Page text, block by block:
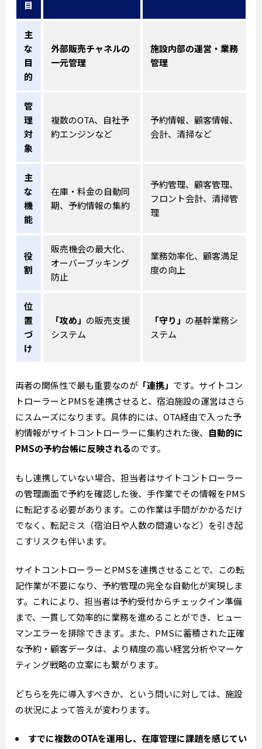
目
主
な
目
的
外部販売チャネルの
一元管理
施設内部の運営・業務
管理
管
理
対
象
複数のOTA、自社予
約エンジンなど
予約情報、顧客情報、
会計、清掃など
主
な
機
能
在庫・料金の自動同
期、予約情報の集約
予約管理、顧客管理、
フロント会計、清掃管
理
役
割
販売機会の最大化、
オーバーブッキング
防止
業務効率化、顧客満足
度の向上
位
置
づ
け
「攻め」 の販売支援
システム
「守り」 の基幹業務シ
ステム
両者の関係性で最も重要なのが 「連携」 です。サイトコン
トローラーとPMSを連携させると、宿泊施設の運営はさら
にスムーズになります。具体的には、OTA経由で入った予
約情報がサイトコントローラーに集約された後、 自動的に
PMSの予約台帳に反映されるのです。
もし連携していない場合、担当者はサイトコントローラー
の管理画面で予約を確認した後、手作業でその情報をPMS
に転記する必要があります。この作業は手間がかかるだけ
でなく、転記ミス（宿泊日や人数の間違いなど）を引き起
こすリスクも伴います。
サイトコントローラーとPMSを連携させることで、この転
記作業が不要になり、予約管理の完全な自動化が実現しま
す。これにより、担当者は予約受付からチェックイン準備
まで、一貫して効率的に業務を進めることができ、ヒュー
マンエラーを排除できます。また、PMSに蓄積された正確
な予約・顧客データは、より精度の高い経営分析やマーケ
ティング戦略の立案にも繋がります。
どちらを先に導入すべきか、という問いに対しては、施設
の状況によって答えが変わります。
すでに複数のOTAを運用し、在庫管理に課題を感じてい